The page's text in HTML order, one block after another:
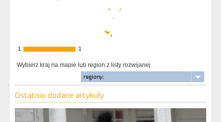
11 11
Wybierz kraj na mapie lub region z listy rozwijanej
regiony:
Ostatnio dodane artykuły